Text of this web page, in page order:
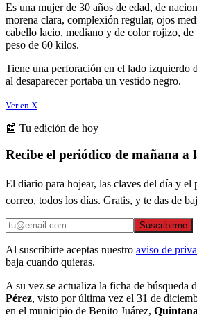
Es una mujer de 30 años de edad, de
morena clara, complexión regular, ojos
cabello lacio, mediano y de color rojizo, de
peso de 60 kilos.
Tiene una perforación en el lado izquierdo
al desaparecer portaba un vestido negro.
Ver en X
📰 Tu edición de hoy
Recibe el periódico de mañana a
El diario para hojear, las claves del día y
correo, todos los días. Gratis, y te das de
Suscribirme
Al suscribirte aceptas nuestro aviso de
baja cuando quieras.
A su vez se actualiza la ficha de búsqueda
Pérez, visto por última vez el 31 de
en el municipio de Benito Juárez,